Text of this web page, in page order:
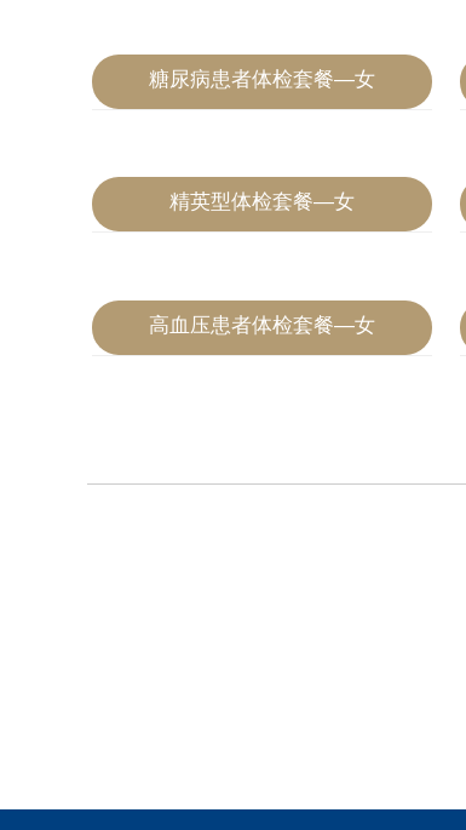
糖尿病患者体检套餐—女
精英型体检套餐—女
高血压患者体检套餐—女